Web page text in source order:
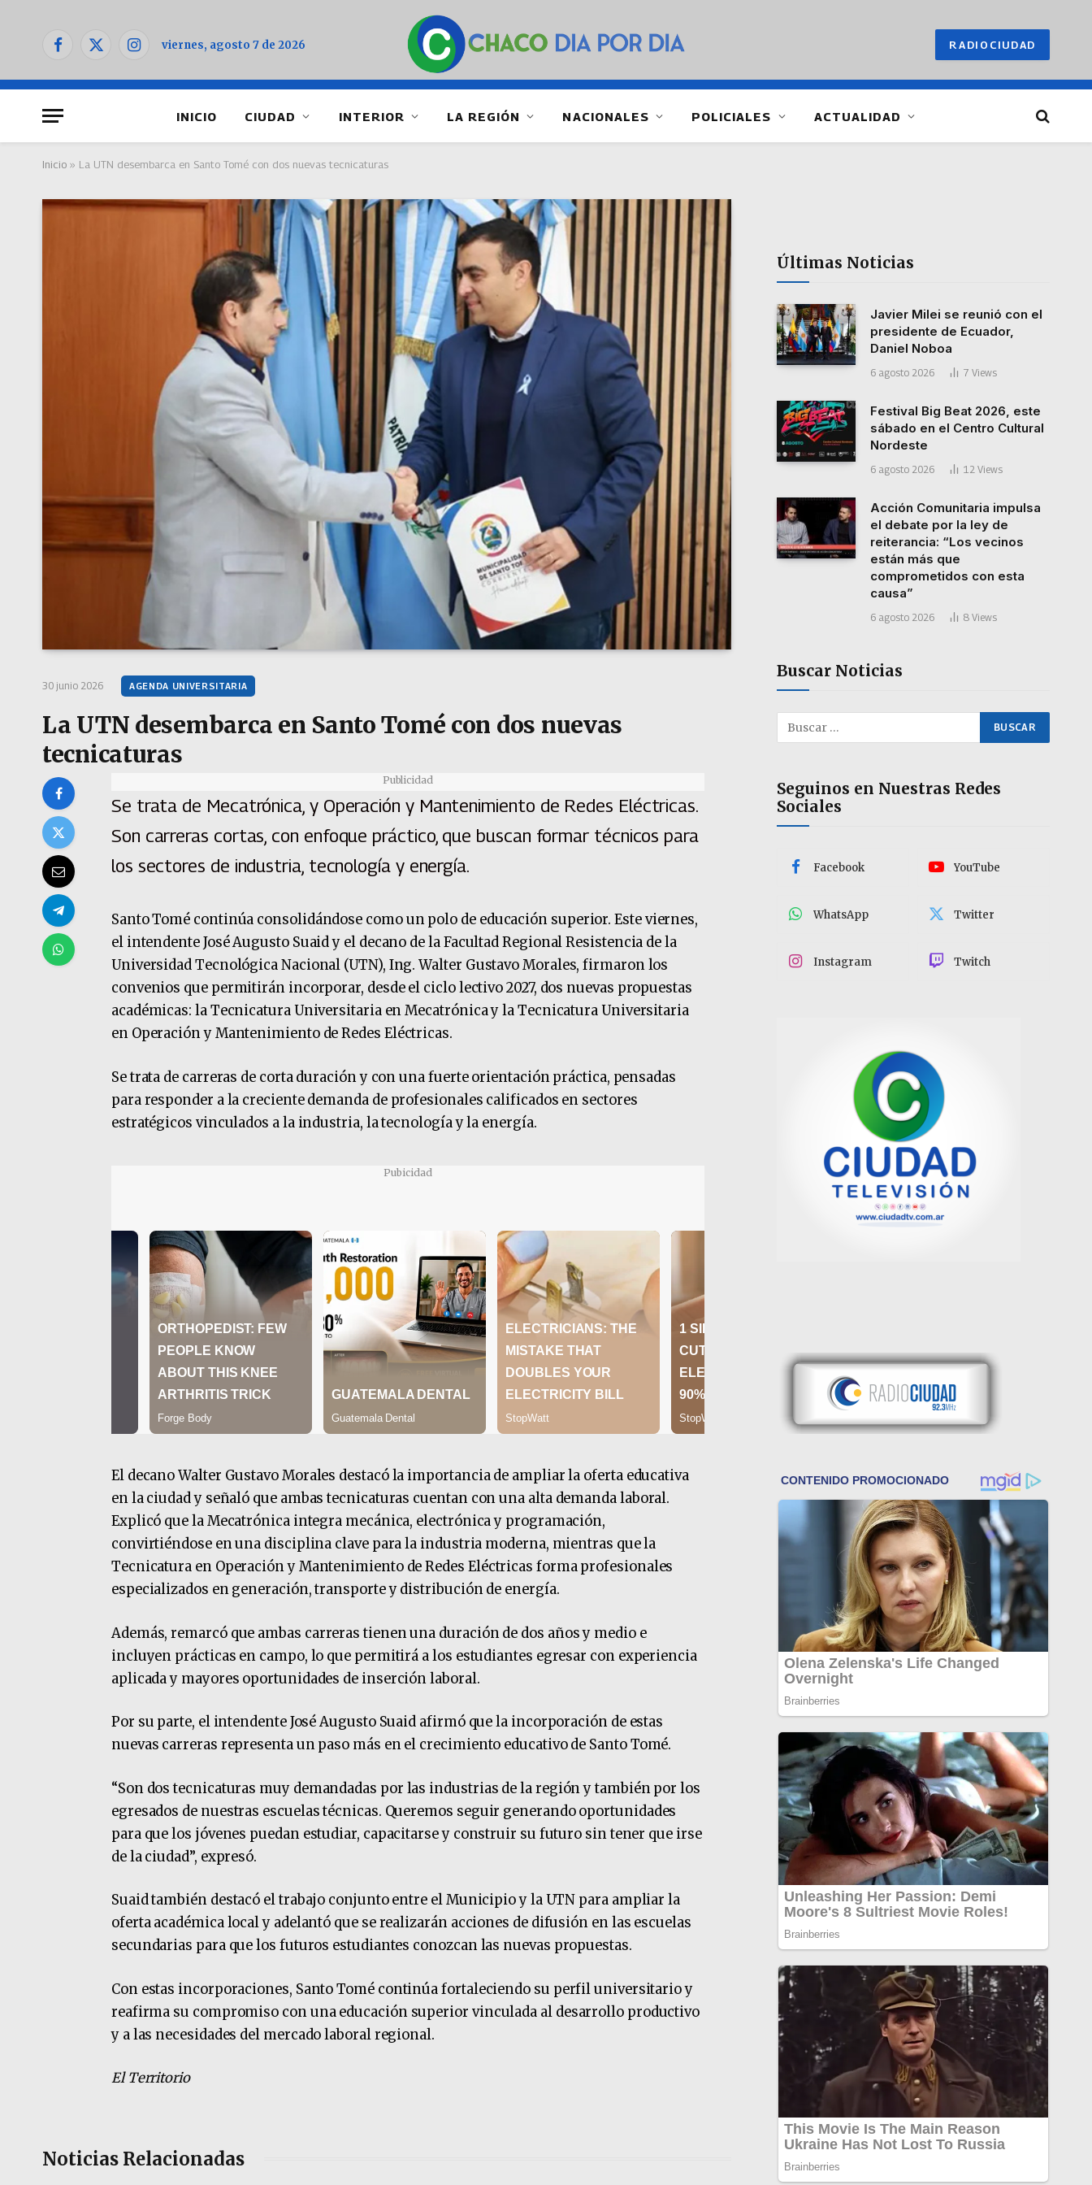
Facebook
X
Instagramviernes, agosto 7 de 2026 RADIOCIUDAD
INICIO CIUDAD INTERIOR LA REGIÓN NACIONALES POLICIALES ACTUALIDAD
Inicio » La UTN desembarca en Santo Tomé con dos nuevas tecnicaturas
30 junio 2026 AGENDA UNIVERSITARIA
La UTN desembarca en Santo Tomé con dos nuevas
tecnicaturas
Publicidad
Se trata de Mecatrónica, y Operación y Mantenimiento de Redes Eléctricas.
Son carreras cortas, con enfoque práctico, que buscan formar técnicos para
los sectores de industria, tecnología y energía.
Santo Tomé continúa consolidándose como un polo de educación superior. Este viernes,
el intendente José Augusto Suaid y el decano de la Facultad Regional Resistencia de la
Universidad Tecnológica Nacional (UTN), Ing. Walter Gustavo Morales, firmaron los
convenios que permitirán incorporar, desde el ciclo lectivo 2027, dos nuevas propuestas
académicas: la Tecnicatura Universitaria en Mecatrónica y la Tecnicatura Universitaria
en Operación y Mantenimiento de Redes Eléctricas.
Se trata de carreras de corta duración y con una fuerte orientación práctica, pensadas
para responder a la creciente demanda de profesionales calificados en sectores
estratégicos vinculados a la industria, la tecnología y la energía.
Pubicidad
El decano Walter Gustavo Morales destacó la importancia de ampliar la oferta educativa
en la ciudad y señaló que ambas tecnicaturas cuentan con una alta demanda laboral.
Explicó que la Mecatrónica integra mecánica, electrónica y programación,
convirtiéndose en una disciplina clave para la industria moderna, mientras que la
Tecnicatura en Operación y Mantenimiento de Redes Eléctricas forma profesionales
especializados en generación, transporte y distribución de energía.
Además, remarcó que ambas carreras tienen una duración de dos años y medio e
incluyen prácticas en campo, lo que permitirá a los estudiantes egresar con experiencia
aplicada y mayores oportunidades de inserción laboral.
Por su parte, el intendente José Augusto Suaid afirmó que la incorporación de estas
nuevas carreras representa un paso más en el crecimiento educativo de Santo Tomé.
“Son dos tecnicaturas muy demandadas por las industrias de la región y también por los
egresados de nuestras escuelas técnicas. Queremos seguir generando oportunidades
para que los jóvenes puedan estudiar, capacitarse y construir su futuro sin tener que irse
de la ciudad”, expresó.
Suaid también destacó el trabajo conjunto entre el Municipio y la UTN para ampliar la
oferta académica local y adelantó que se realizarán acciones de difusión en las escuelas
secundarias para que los futuros estudiantes conozcan las nuevas propuestas.
Con estas incorporaciones, Santo Tomé continúa fortaleciendo su perfil universitario y
reafirma su compromiso con una educación superior vinculada al desarrollo productivo
y a las necesidades del mercado laboral regional.
El Territorio
Noticias Relacionadas
Últimas Noticias
Javier Milei se reunió con el
presidente de Ecuador,
Daniel Noboa
6 agosto 2026 7 Views
Festival Big Beat 2026, este
sábado en el Centro Cultural
Nordeste
6 agosto 2026 12 Views
Acción Comunitaria impulsa
el debate por la ley de
reiterancia: “Los vecinos
están más que
comprometidos con esta
causa”
6 agosto 2026 8 Views
Buscar Noticias
Seguinos en Nuestras Redes
Sociales
Facebook YouTube
WhatsApp Twitter
Instagram Twitch